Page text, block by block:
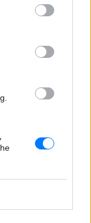
στην
Instagram